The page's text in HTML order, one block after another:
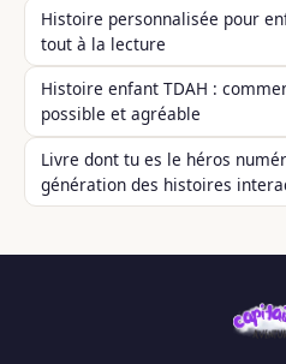
Histoire personnalisée pour
tout à la lecture
Histoire enfant TDAH :
possible et agréable
Livre dont tu es le héros
génération des histoires